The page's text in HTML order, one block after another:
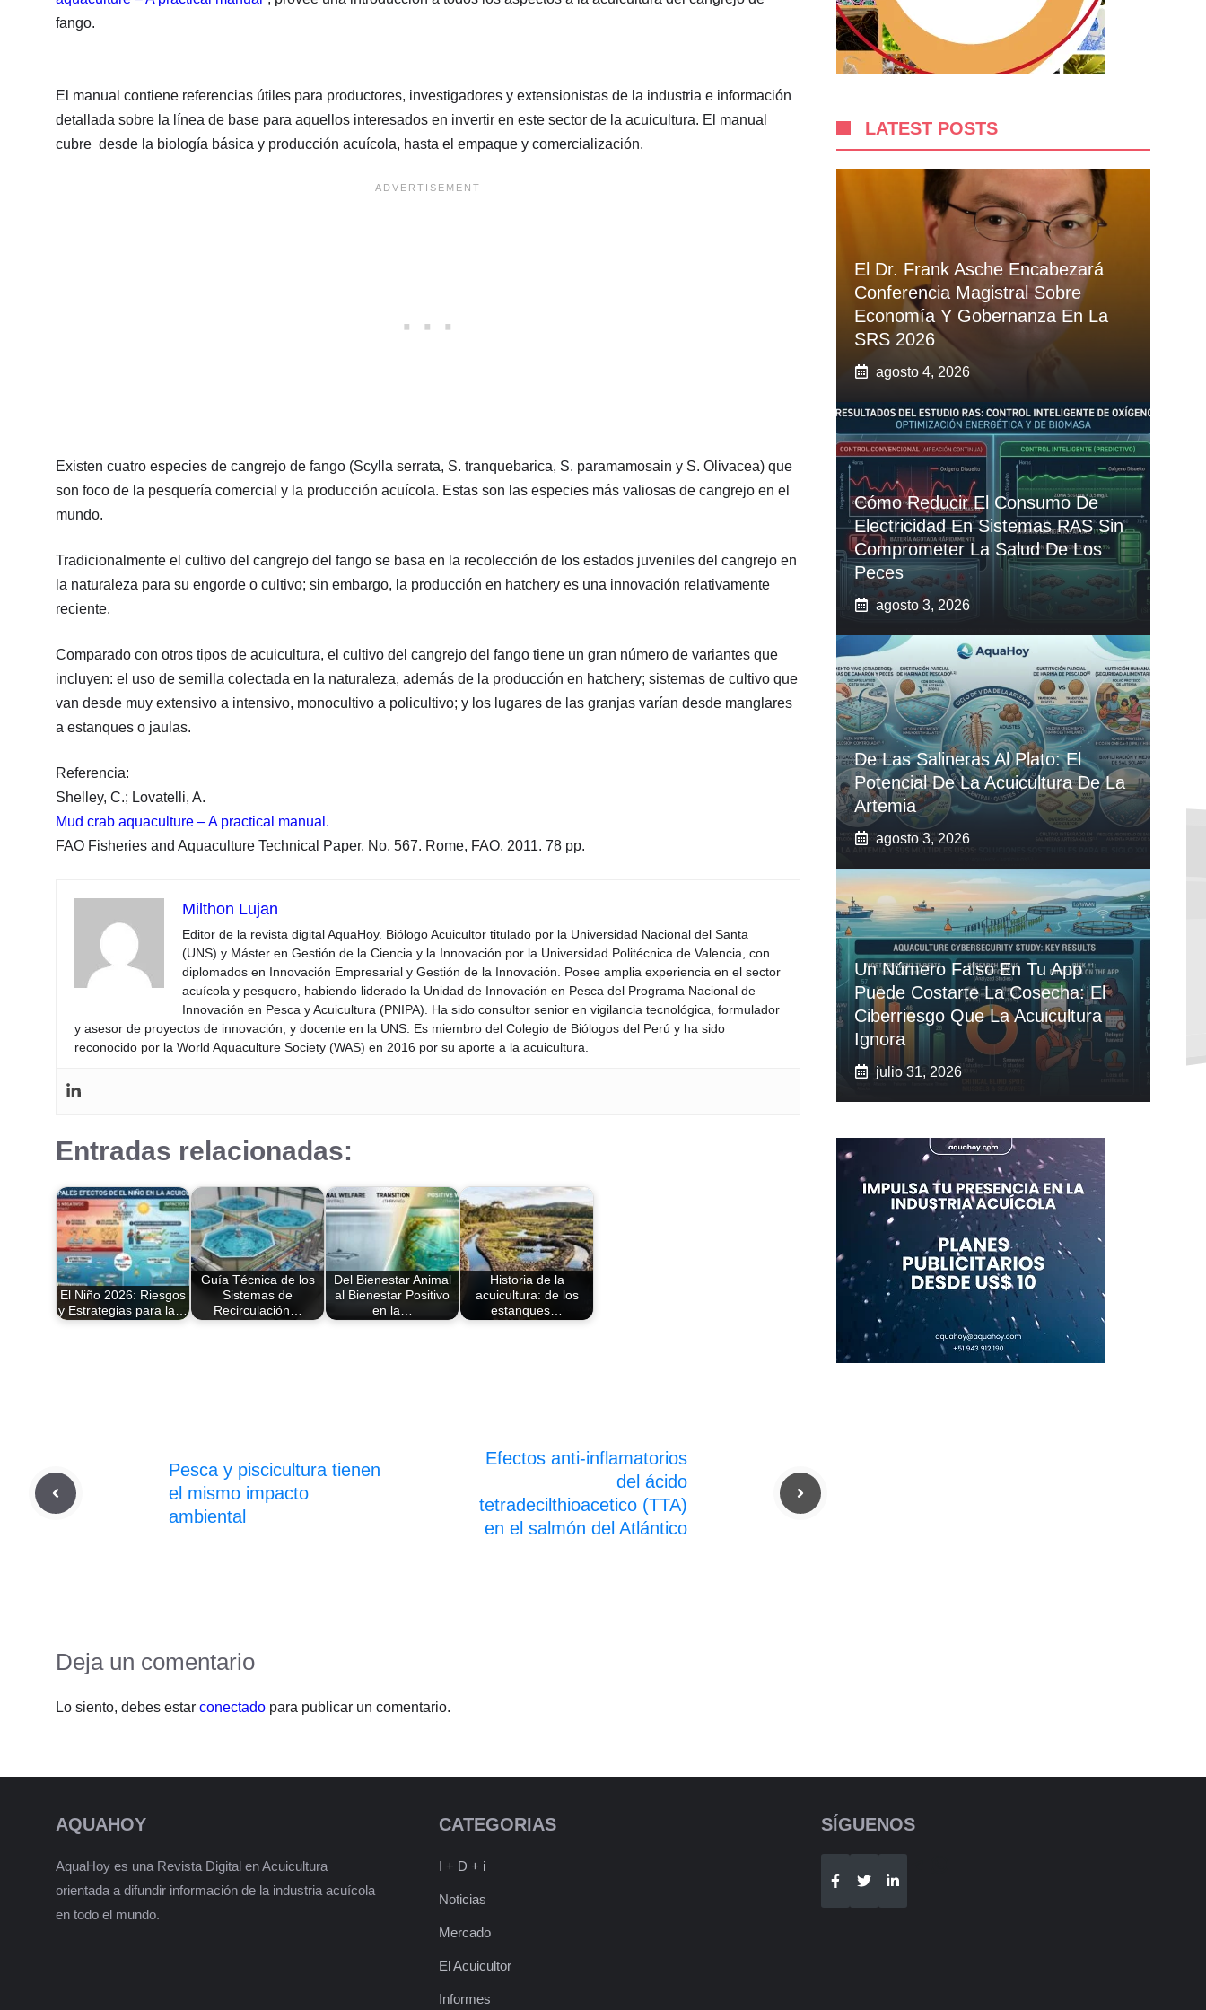
fango.
El manual contiene referencias útiles para productores, investigadores y extensionistas de la industria e información
detallada sobre la línea de base para aquellos interesados en invertir en este sector de la acuicultura. El manual
cubre desde la biología básica y producción acuícola, hasta el empaque y comercialización.
Existen cuatro especies de cangrejo de fango (Scylla serrata, S. tranquebarica, S. paramamosain y S. Olivacea) que
son foco de la pesquería comercial y la producción acuícola. Estas son las especies más valiosas de cangrejo en el
mundo.
Tradicionalmente el cultivo del cangrejo del fango se basa en la recolección de los estados juveniles del cangrejo en
la naturaleza para su engorde o cultivo; sin embargo, la producción en hatchery es una innovación relativamente
reciente.
Comparado con otros tipos de acuicultura, el cultivo del cangrejo del fango tiene un gran número de variantes que
incluyen: el uso de semilla colectada en la naturaleza, además de la producción en hatchery; sistemas de cultivo que
van desde muy extensivo a intensivo, monocultivo a policultivo; y los lugares de las granjas varían desde manglares
a estanques o jaulas.
Referencia:
Shelley, C.; Lovatelli, A.
Mud crab aquaculture – A practical manual.
FAO Fisheries and Aquaculture Technical Paper. No. 567. Rome, FAO. 2011. 78 pp.
Milthon Lujan
Editor de la revista digital AquaHoy. Biólogo Acuicultor titulado por la Universidad Nacional del Santa
(UNS) y Máster en Gestión de la Ciencia y la Innovación por la Universidad Politécnica de Valencia, con
diplomados en Innovación Empresarial y Gestión de la Innovación. Posee amplia experiencia en el sector
acuícola y pesquero, habiendo liderado la Unidad de Innovación en Pesca del Programa Nacional de
Innovación en Pesca y Acuicultura (PNIPA). Ha sido consultor senior en vigilancia tecnológica, formulador
y asesor de proyectos de innovación, y docente en la UNS. Es miembro del Colegio de Biólogos del Perú y ha sido
reconocido por la World Aquaculture Society (WAS) en 2016 por su aporte a la acuicultura.
Entradas relacionadas:
El Niño 2026: Riesgos
y Estrategias para la…
Guía Técnica de los
Sistemas de
Recirculación…
Del Bienestar Animal
al Bienestar Positivo
en la…
Historia de la
acuicultura: de los
estanques…
Pesca y piscicultura tienen
el mismo impacto
ambiental
Efectos anti-inflamatorios
del ácido
tetradecilthioacetico (TTA)
en el salmón del Atlántico
Deja un comentario
Lo siento, debes estar conectado para publicar un comentario.
LATEST POSTS
El Dr. Frank Asche Encabezará
Conferencia Magistral Sobre
Economía Y Gobernanza En La
SRS 2026
agosto 4, 2026
Cómo Reducir El Consumo De
Electricidad En Sistemas RAS Sin
Comprometer La Salud De Los
Peces
agosto 3, 2026
De Las Salineras Al Plato: El
Potencial De La Acuicultura De La
Artemia
agosto 3, 2026
Un Número Falso En Tu App
Puede Costarte La Cosecha: El
Ciberriesgo Que La Acuicultura
Ignora
julio 31, 2026
AQUAHOY
AquaHoy es una Revista Digital en Acuicultura
orientada a difundir información de la industria acuícola
en todo el mundo.
CATEGORIAS
I + D + i
Noticias
Mercado
El Acuicultor
Informes
SÍGUENOS
Telegram